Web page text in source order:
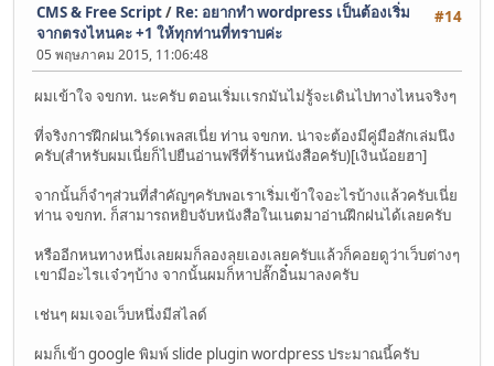
#14
CMS & Free Script/ Re: อยากทำ wordpress เป็นต้องเริ่ม
จากตรงไหนคะ +1 ให้ทุกท่านที่ทราบค่ะ
05 พฤษภาคม 2015, 11:06:48
ผมเข้าใจ จขกท. นะครับ ตอนเริ่มเเรกมันไม่รู้จะเดินไปทางไหนจริงๆ
ที่จริงการฝึกฝนเวิร์ดเพลสเนี่ย ท่าน จขกท. น่าจะต้องมีคู่มือสักเล่มนึง
ครับ(สำหรับผมเนี่ยก็ไปยืนอ่านฟรีที่ร้านหนังสือครับ)[เงินน้อยฮา]
จากนั้นก็จำๆส่วนที่สำคัญๆครับพอเราเริ่มเข้าใจอะไรบ้างแล้วครับเนี่ย
ท่าน จขกท. ก็สามารถหยิบจับหนังสือในเนตมาอ่านฝึกฝนได้เลยครับ
หรืออีกหนทางหนึ่งเลยผมก็ลองลุยเองเลยครับแล้วก็คอยดูว่าเว็บต่างๆ
เขามีอะไรเเจ๋วๆบ้าง จากนั้นผมก็หาปลั๊กอิ๋นมาลงครับ
เช่นๆ ผมเจอเว็บหนึ่งมีสไลด์
ผมก็เข้า google พิมพ์ slide plugin wordpress ประมาณนี้ครับ